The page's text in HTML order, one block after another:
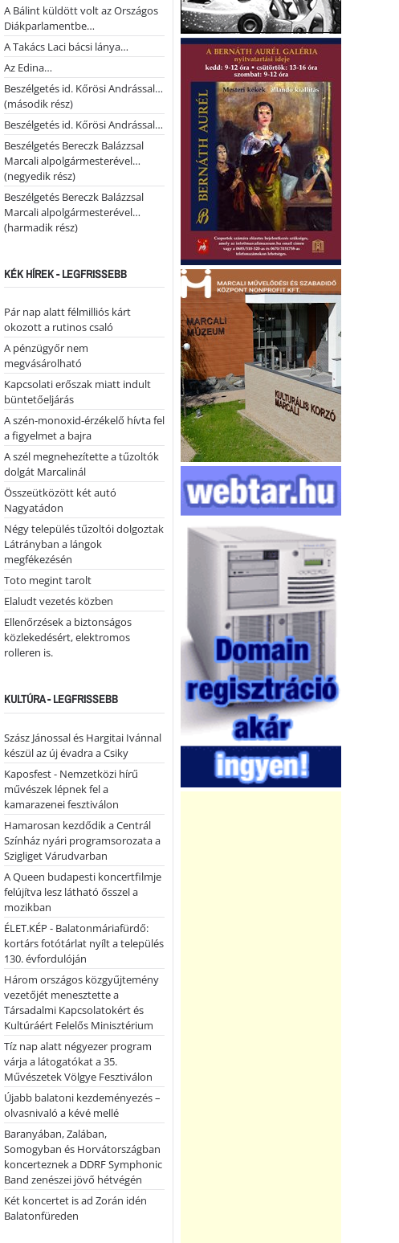
A Bálint küldött volt az Országos
Diákparlamentbe…
A Takács Laci bácsi lánya…
Az Edina…
Beszélgetés id. Kőrösi Andrással…
(második rész)
Beszélgetés id. Kőrösi Andrással…
Beszélgetés Bereczk Balázzsal
Marcali alpolgármesterével…
(negyedik rész)
Beszélgetés Bereczk Balázzsal
Marcali alpolgármesterével…
(harmadik rész)
KÉK HÍREK - LEGFRISSEBB
Pár nap alatt félmilliós kárt
okozott a rutinos csaló
A pénzügyőr nem
megvásárolható
Kapcsolati erőszak miatt indult
büntetőeljárás
A szén-monoxid-érzékelő hívta fel
a figyelmet a bajra
A szél megnehezítette a tűzoltók
dolgát Marcalinál
Összeütközött két autó
Nagyatádon
Négy település tűzoltói dolgoztak
Látrányban a lángok
megfékezésén
Toto megint tarolt
Elaludt vezetés közben
Ellenőrzések a biztonságos
közlekedésért, elektromos
rolleren is.
KULTÚRA - LEGFRISSEBB
Szász Jánossal és Hargitai Ivánnal
készül az új évadra a Csiky
Kaposfest - Nemzetközi hírű
művészek lépnek fel a
kamarazenei fesztiválon
Hamarosan kezdődik a Centrál
Színház nyári programsorozata a
Szigliget Várudvarban
A Queen budapesti koncertfilmje
felújítva lesz látható ősszel a
mozikban
ÉLET.KÉP - Balatonmáriafürdő:
kortárs fotótárlat nyílt a település
130. évfordulóján
Három országos közgyűjtemény
vezetőjét menesztette a
Társadalmi Kapcsolatokért és
Kultúráért Felelős Minisztérium
Tíz nap alatt négyezer program
várja a látogatókat a 35.
Művészetek Völgye Fesztiválon
Újabb balatoni kezdeményezés –
olvasnivaló a kévé mellé
Baranyában, Zalában,
Somogyban és Horvátországban
koncerteznek a DDRF Symphonic
Band zenészei jövő hétvégén
Két koncertet is ad Zorán idén
Balatonfüreden